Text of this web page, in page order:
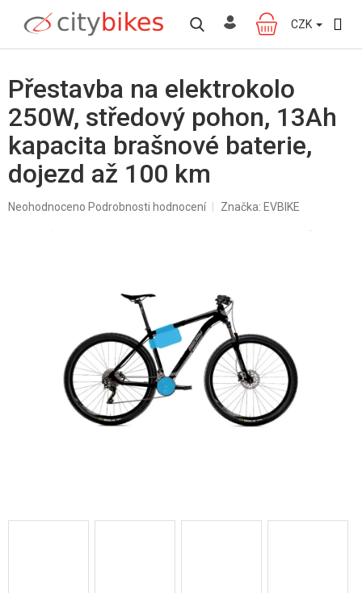
obsah
NÁKUPNÍ
KOŠÍK
CZK
Přestavba na elektrokolo
250W, středový pohon, 13Ah
kapacita brašnové baterie,
dojezd až 100 km
Průměrné
Neohodnoceno Podrobnosti hodnocení Značka: EVBIKE